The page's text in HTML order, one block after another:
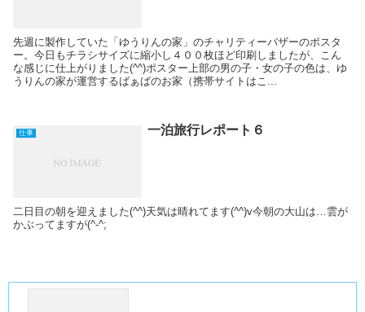
先週に製作していた「ゆうりんの家」のチャリティーバザーのポスタ
ー。今日もチラシサイズに縮小し４００枚ほど印刷しましたが、こん
な感じに仕上がりました(^^)ポスター上部の男の子・女の子の色は、ゆ
うりんの家が運営するばぁばのお家（携帯サイトはこ...
仕事 一泊旅行レポート６
二日目の朝を迎えました(^^)天気は晴れてます(^^)v今朝の大山は…雲が
かぶってますが(^-^;